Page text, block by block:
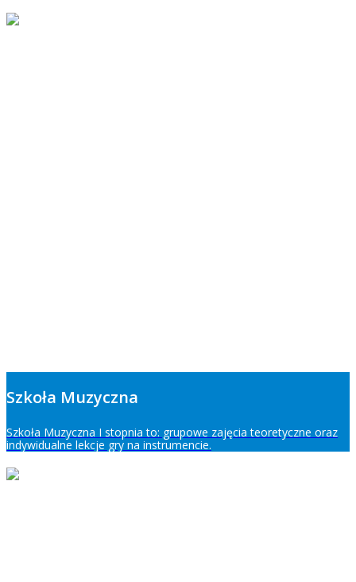
Szkoła Muzyczna
Szkoła Muzyczna I stopnia to: grupowe zajęcia teoretyczne oraz
indywidualne lekcje gry na instrumencie.